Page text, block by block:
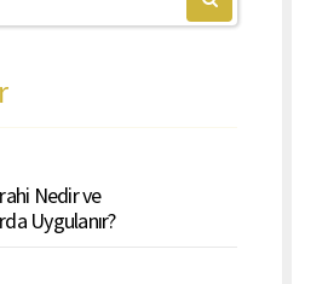
Nedir ve
Uygulanır?